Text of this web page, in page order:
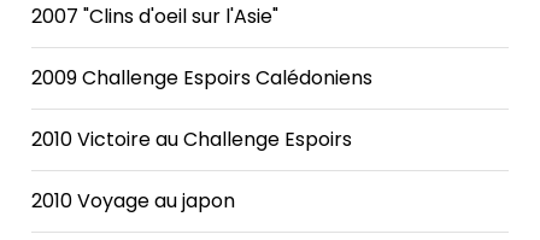
2007 "Clins d'oeil sur l'Asie"
2009 Challenge Espoirs Calédoniens
2010 Victoire au Challenge Espoirs
2010 Voyage au japon